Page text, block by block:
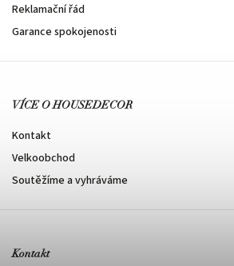
Reklamační řád
Garance spokojenosti
VÍCE O HOUSEDECOR
Kontakt
Velkoobchod
Soutěžíme a vyhráváme
Kontakt